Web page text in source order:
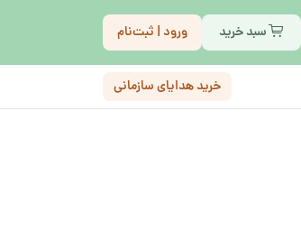
سبد خرید ورود | ثبت‌نام
خرید هدایای سازمانی